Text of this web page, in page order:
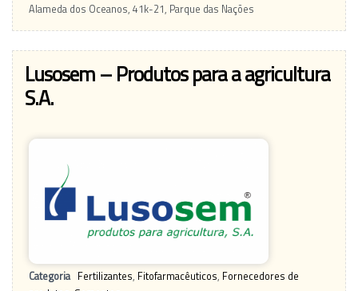
Alameda dos Oceanos, 41k-21, Parque das Nações
Lusosem – Produtos para a agricultura
S.A.
Categoria Fertilizantes, Fitofarmacêuticos, Fornecedores de